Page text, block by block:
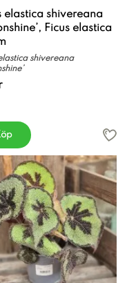
elastica shivereana
Ficus elastica
shivereana